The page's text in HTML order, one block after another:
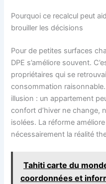
Pourquoi ce recalcul peut
brouiller les décisions
Pour de petites surfaces
DPE s’améliore souvent.
propriétaires qui se
consommation
illusion : un appartement
confort d’hiver ne change,
isolées. La réforme
nécessairement la réalité
Tahiti carte du
coordonnées et